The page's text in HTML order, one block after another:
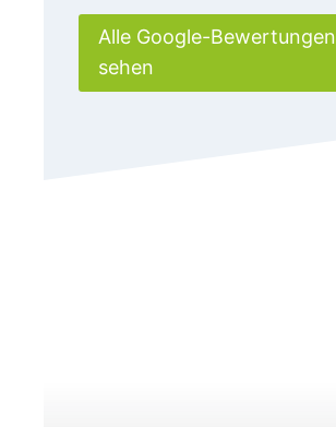
Alle Google-Bewertungen
sehen